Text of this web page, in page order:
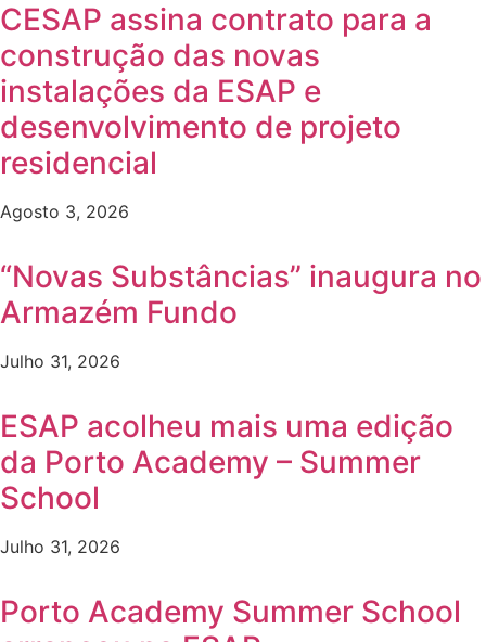
CESAP assina contrato para a
construção das novas
instalações da ESAP e
desenvolvimento de projeto
residencial
Agosto 3, 2026
“Novas Substâncias” inaugura no
Armazém Fundo
Julho 31, 2026
ESAP acolheu mais uma edição
da Porto Academy – Summer
School
Julho 31, 2026
Porto Academy Summer School